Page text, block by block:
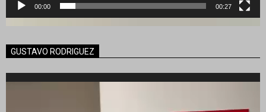
00:00 00:27
GUSTAVO RODRIGUEZ